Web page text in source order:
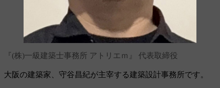
『(株)一級建築士事務所 アトリエｍ』 代表取締役
大阪の建築家、守谷昌紀が主宰する建築設計事務所です。